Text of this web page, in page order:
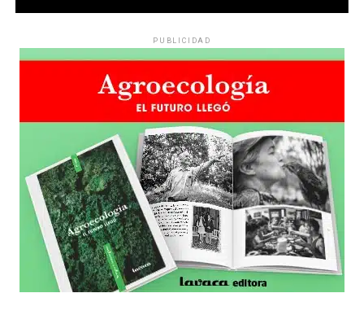
PUBLICIDAD